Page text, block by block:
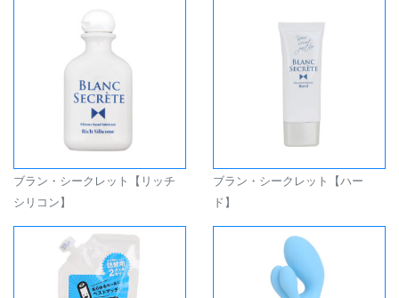
ブラン・シークレット【リッチ
シリコン】
ブラン・シークレット【ハー
ド】